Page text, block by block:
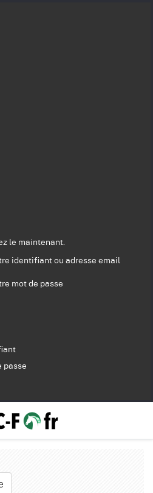
le maintenant.
identifiant ou adresse email
mot de passe
passe